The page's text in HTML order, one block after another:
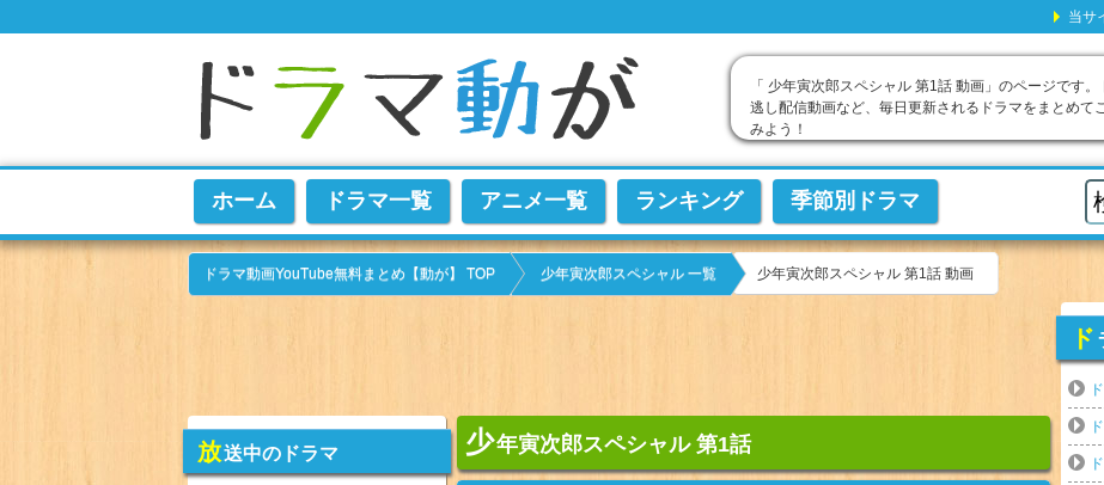
「 少年寅次郎スペシャル 第1話 動画」のページです
逃し配信動画など、毎日更新されるドラマをまとめて
みよう！
ホーム ドラマ一覧 アニメ一覧 ランキング 季節別ドラマ
ドラマ動画YouTube無料まとめ【動が】 TOP 少年寅次郎スペシャル 一覧 少年寅次郎スペシャル 第1話 動画
少年寅次郎スペシャル 第1話
放送中のドラマ
ド
当サ